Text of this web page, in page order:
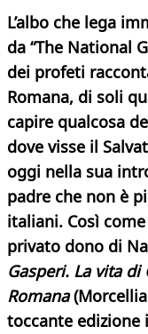
L’albo che lega
da “The National
dei profeti
Romana, di soli
capire qualcosa
dove visse il
oggi nella sua
padre che non è
italiani. Così
privato dono di
Gasperi. La vita
Romana
toccante